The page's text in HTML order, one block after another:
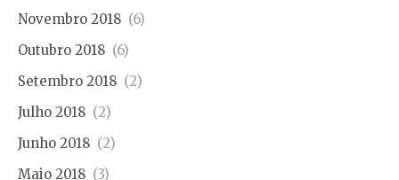
Novembro 2018 (6)
Outubro 2018 (6)
Setembro 2018 (2)
Julho 2018 (2)
Junho 2018 (2)
Maio 2018 (3)